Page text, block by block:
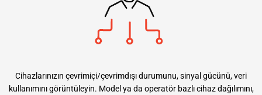
Cihazlarınızın çevrimiçi/çevrimdışı durumunu, sinyal gücünü, veri
kullanımını görüntüleyin. Model ya da operatör bazlı cihaz dağılımını,